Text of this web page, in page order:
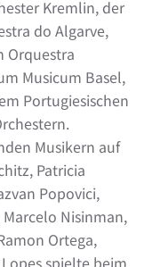
Kremlin, der
do Algarve,
Orquestra
Musicum Basel,
Portugiesischen
Musikern auf
Patricia
Popovici,
Nisinman,
Ortega,
spielte beim